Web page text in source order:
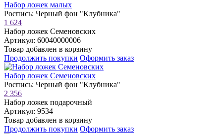
Набор ложек малых
Роспись: Черный фон "Клубника"
1 624
Набор ложек Семеновских
Артикул: 60040000006
Товар добавлен в корзину
Продолжить покупки Оформить заказ
Набор ложек Семеновских
Роспись: Черный фон "Клубника"
2 356
Набор ложек подарочный
Артикул: 9534
Товар добавлен в корзину
Продолжить покупки Оформить заказ